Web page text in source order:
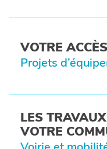
VOTRE
Projets
LES
VOTRE